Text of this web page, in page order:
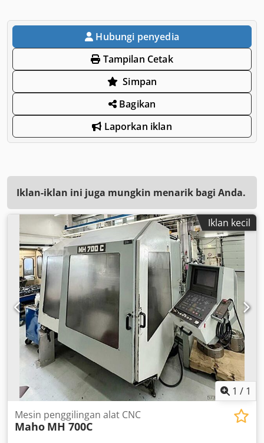
Hubungi penyedia
Tampilan Cetak
Simpan
Bagikan
Laporkan iklan
Iklan-iklan ini juga mungkin menarik bagi Anda.
Iklan kecil
1 / 1
Mesin penggilingan alat CNC
Maho MH 700C